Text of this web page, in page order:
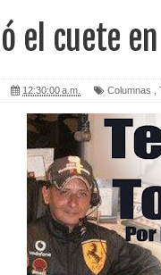
el cuete
12:30:00 a.m. Columnas